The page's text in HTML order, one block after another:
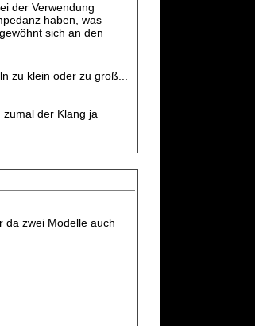
der Verwendung
haben, was
sich an den
zu klein oder zu groß...
der Klang ja
da zwei Modelle auch